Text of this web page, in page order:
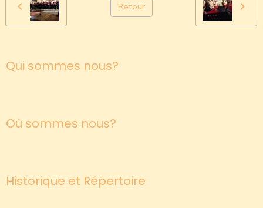
Retour
Qui sommes nous?
Où sommes nous?
Historique et Répertoire